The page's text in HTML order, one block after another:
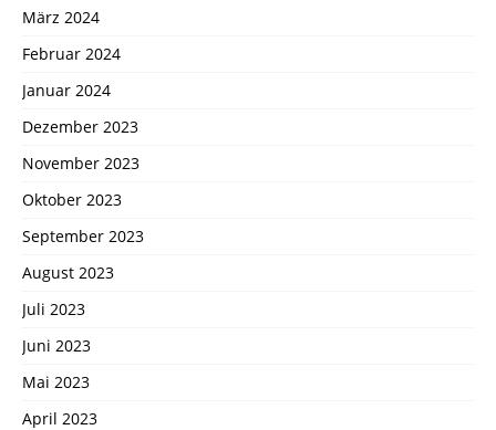
März 2024
Februar 2024
Januar 2024
Dezember 2023
November 2023
Oktober 2023
September 2023
August 2023
Juli 2023
Juni 2023
Mai 2023
April 2023